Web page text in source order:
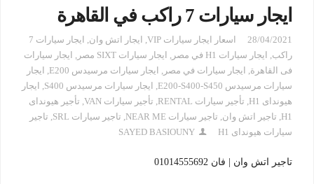
ايجار سيارات 7 راكب في القاهرة
28/04/2021 اسعار ايجار سيارات VIP , ايجار اتش وان,
ايجار سيارات 7
راكب, ايجار سيارات H1 في مصر , ايجار سيارات SIXT مصر , ايجار سيارات
فى القاهرة, ايجار سيارات في مصر , ايجار سيارات مرسيدس E200 , ايجار
سيارات مرسيدس E200-S400-S450
, ايجار سيارات مرسيدس S400 , ايجار
هيونداى H1
, تأجير سيارات RENTAL , تأجير سيارات VAN , تأجير هيونداى
H1
, تاجير اتش وان, تاجير سيارات NEAR ME , تاجير سيارات SRL , تاجير
سيارات هيونداى H1
SAYED BASIOUNY
تاجير اتش وان | فان 01014555692